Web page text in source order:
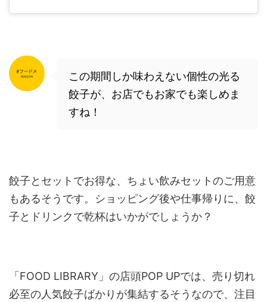
この期間しか味わえない個性の光る
餃子が、お店でもお家でも楽しめま
すね！
餃子とセットでお得な、ちょい飲みセットのご用意
もあるそうです。ショッピング後や仕事帰りに、餃
子とドリンクで乾杯はいかがでしょうか？
「FOOD LIBRARY」の店頭POP UPでは、売り切れ
必至の人気餃子ばかりが集結するそうなので、注目